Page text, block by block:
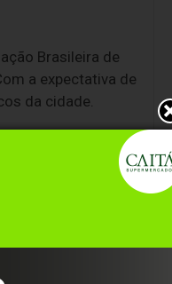
Brasileira de
a expectativa de
da cidade.
Essas arenas
Além da música e
um salto livre
para todas as